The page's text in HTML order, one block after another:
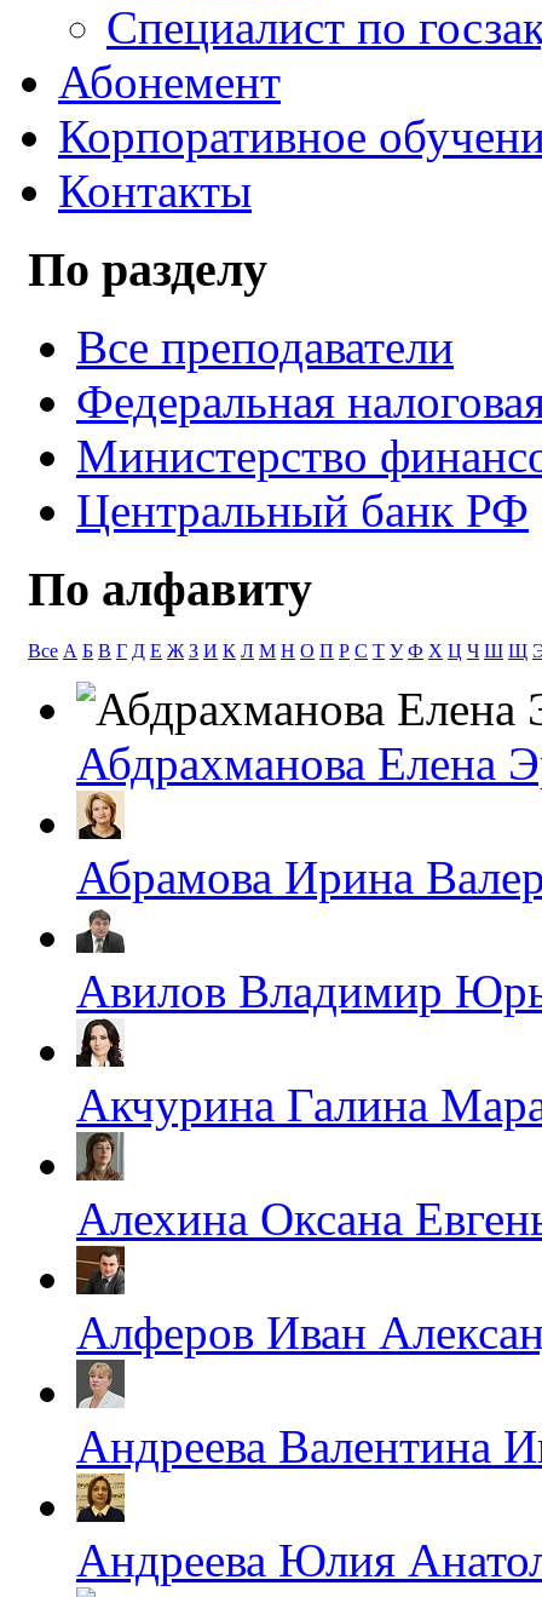
Специалист по
Абонемент
Корпоративное
Контакты
По разделу
Все преподаватели
Федеральная
Министерство
Центральный банк РФ
По алфавиту
Все А Б В Г Д Е Ж З И К Л М Н О П Р С Т У Ф Х Ц Ч Ш Щ
Абдрахманова Елена
Абрамова Ирина
Авилов Владимир
Акчурина Галина
Алехина Оксана
Алферов Иван
Андреева Валентина
Андреева Юлия